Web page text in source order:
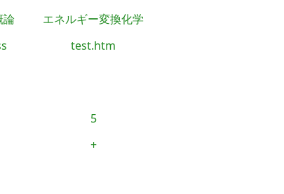
論
エネルギー変換化学
test.htm
5
+